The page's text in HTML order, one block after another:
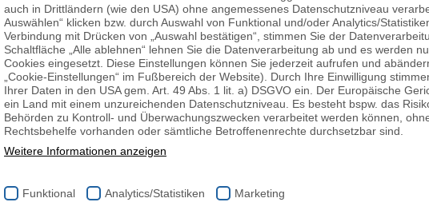
Epigenetik-Coaching
Marketing Mix
auch in Drittländern (wie den USA) ohne angemessenes Datenschutzniveau
Auswählen“ klicken bzw. durch Auswahl von Funktional und/oder Analytics/
Verbindung mit Drücken von „Auswahl bestätigen“, stimmen Sie der
Schaltfläche „Alle ablehnen“ lehnen Sie die Datenverarbeitung ab und es werden
Cookies eingesetzt. Diese Einstellungen können Sie jederzeit aufrufen und
„Cookie-Einstellungen“ im Fußbereich der Website). Durch Ihre Einwilligung
Ihrer Daten in den USA gem. Art. 49 Abs. 1 lit. a) DSGVO ein. Der Europäische
ein Land mit einem unzureichenden Datenschutzniveau. Es besteht bspw. das
Behörden zu Kontroll- und Überwachungszwecken verarbeitet werden können,
Rechtsbehelfe vorhanden oder sämtliche Betroffenenrechte durchsetzbar sind.
Weitere Informationen anzeigen
Funktional Analytics/Statistiken Marketing